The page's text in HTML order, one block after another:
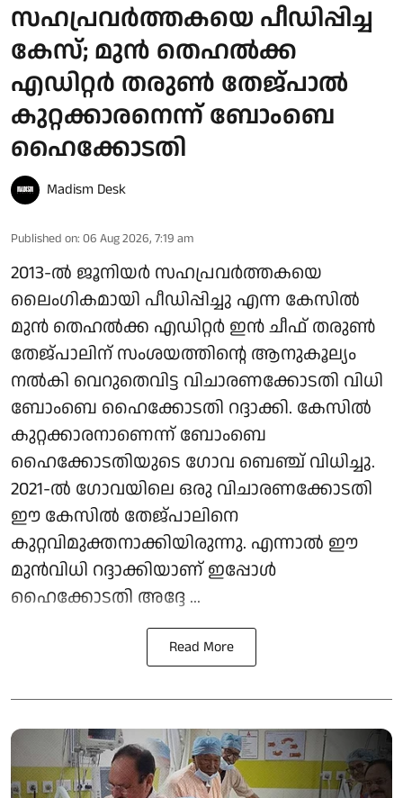
സഹപ്രവർത്തകയെ പീഡിപ്പിച്ച
കേസ്; മുൻ തെഹൽക്ക
എഡിറ്റർ തരുൺ തേജ്പാൽ
കുറ്റക്കാരനെന്ന് ബോംബെ
ഹൈക്കോടതി
Madism Desk
Published on: 06 Aug 2026, 7:19 am
2013-ൽ ജൂനിയർ സഹപ്രവർത്തകയെ
ലൈംഗികമായി പീഡിപ്പിച്ചു എന്ന കേസിൽ
മുൻ തെഹൽക്ക എഡിറ്റർ ഇൻ ചീഫ് തരുൺ
തേജ്പാലിന് സംശയത്തിന്റെ ആനുകൂല്യം
നൽകി വെറുതെവിട്ട വിചാരണക്കോടതി വിധി
ബോംബെ ഹൈക്കോടതി റദ്ദാക്കി. കേസിൽ
കുറ്റക്കാരനാണെന്ന് ബോംബെ
ഹൈക്കോടതിയുടെ ഗോവ ബെഞ്ച് വിധിച്ചു.
2021-ൽ ഗോവയിലെ ഒരു വിചാരണക്കോടതി
ഈ കേസിൽ തേജ്പാലിനെ
കുറ്റവിമുക്തനാക്കിയിരുന്നു. എന്നാൽ ഈ
മുൻവിധി റദ്ദാക്കിയാണ് ഇപ്പോൾ
ഹൈക്കോടതി അദ്ദേ ...
Read More